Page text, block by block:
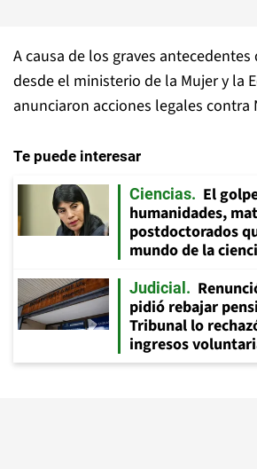
A causa de los graves
desde el ministerio de la Mujer y la
anunciaron acciones legales contra
Te puede interesar
Ciencias
El
humanidades,
postdoctorados
mundo de la
Judicial
pidió rebajar
Tribunal lo
ingresos